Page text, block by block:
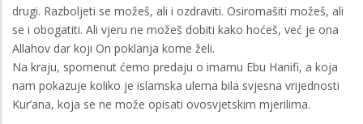
drugi. Razboljeti se možeš, ali i ozdraviti. Osiromašiti možeš, ali
se i obogatiti. Ali vjeru ne možeš dobiti kako hoćeš, već je ona
Allahov dar koji On poklanja kome želi.
Na kraju, spomenut ćemo predaju o imamu Ebu Hanifi, a koja
nam pokazuje koliko je islamska ulema bila svjesna vrijednosti
Kur’ana, koja se ne može opisati ovosvjetskim mjerilima.